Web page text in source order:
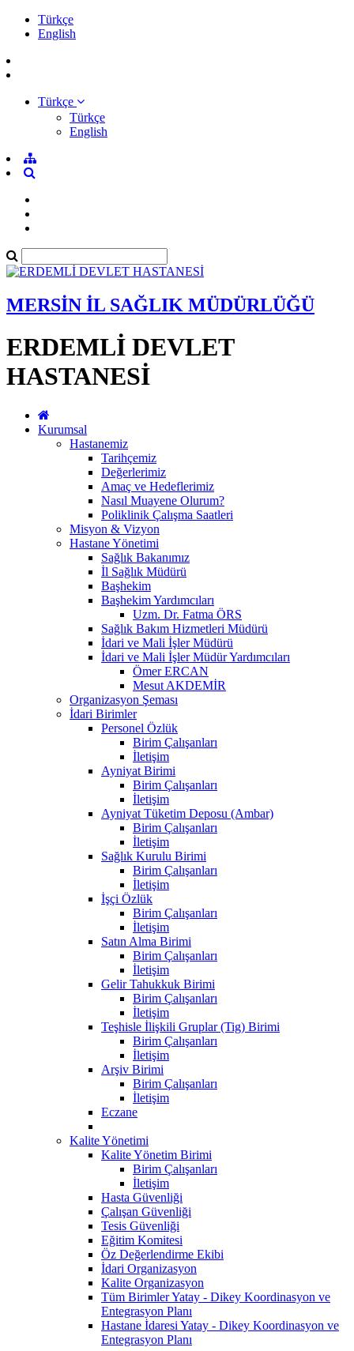
Türkçe
English
Türkçe
Türkçe
English
MERSİN İL SAĞLIK MÜDÜRLÜĞÜ
ERDEMLİ DEVLET
HASTANESİ
Kurumsal
Hastanemiz
Tarihçemiz
Değerlerimiz
Amaç ve Hedeflerimiz
Nasıl Muayene Olurum?
Poliklinik Çalışma Saatleri
Misyon & Vizyon
Hastane Yönetimi
Sağlık Bakanımız
İl Sağlık Müdürü
Başhekim
Başhekim Yardımcıları
Uzm. Dr. Fatma ÖRS
Sağlık Bakım Hizmetleri Müdürü
İdari ve Mali İşler Müdürü
İdari ve Mali İşler Müdür Yardımcıları
Ömer ERCAN
Mesut AKDEMİR
Organizasyon Şeması
İdari Birimler
Personel Özlük
Birim Çalışanları
İletişim
Ayniyat Birimi
Birim Çalışanları
İletişim
Ayniyat Tüketim Deposu (Ambar)
Birim Çalışanları
İletişim
Sağlık Kurulu Birimi
Birim Çalışanları
İletişim
İşçi Özlük
Birim Çalışanları
İletişim
Satın Alma Birimi
Birim Çalışanları
İletişim
Gelir Tahukkuk Birimi
Birim Çalışanları
İletişim
Teşhisle İlişkili Gruplar (Tig) Birimi
Birim Çalışanları
İletişim
Arşiv Birimi
Birim Çalışanları
İletişim
Eczane
Kalite Yönetimi
Kalite Yönetim Birimi
Birim Çalışanları
İletişim
Hasta Güvenliği
Çalışan Güvenliği
Tesis Güvenliği
Eğitim Komitesi
Öz Değerlendirme Ekibi
İdari Organizasyon
Kalite Organizasyon
Tüm Birimler Yatay - Dikey Koordinasyon ve
Entegrasyon Planı
Hastane İdaresi Yatay - Dikey Koordinasyon ve
Entegrasyon Planı